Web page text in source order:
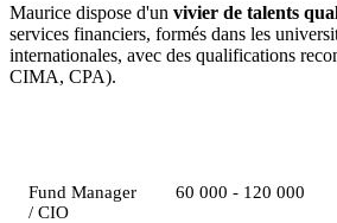
Maurice dispose d'un vivier de talents
services financiers, formés dans les
internationales, avec des qualifications
CIMA, CPA).
Fund Manager
/ CIO
60 000 - 120 000